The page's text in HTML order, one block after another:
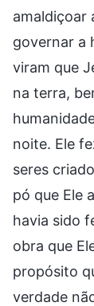
amaldiçoar
governar a
viram que
na terra,
noite. Ele
seres
pó que Ele
havia sido
obra que
propósito
verdade